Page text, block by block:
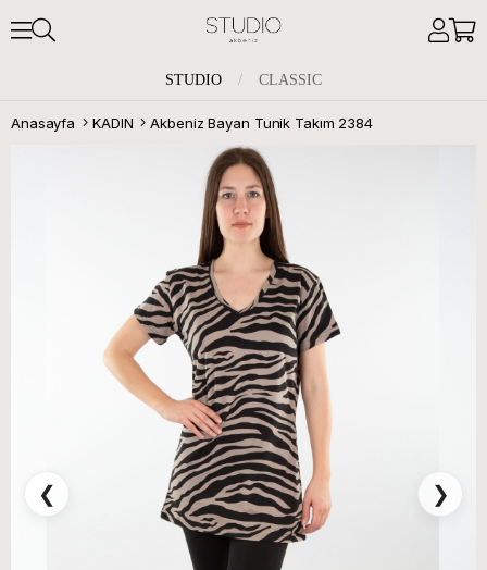
STUDIO / CLASSIC
Anasayfa KADIN Akbeniz Bayan Tunik Takım 2384
❮ ❯